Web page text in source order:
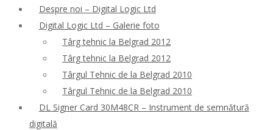
Despre noi – Digital Logic Ltd
Digital Logic Ltd – Galerie foto
Târg tehnic la Belgrad 2012
Târg tehnic la Belgrad 2012
Târgul Tehnic de la Belgrad 2010
Târgul Tehnic de la Belgrad 2010
DL Signer Card 30M48CR – Instrument de semnătură
digitală